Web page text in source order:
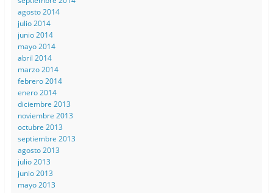
agosto 2014
julio 2014
junio 2014
mayo 2014
abril 2014
marzo 2014
febrero 2014
enero 2014
diciembre 2013
noviembre 2013
octubre 2013
septiembre 2013
agosto 2013
julio 2013
junio 2013
mayo 2013